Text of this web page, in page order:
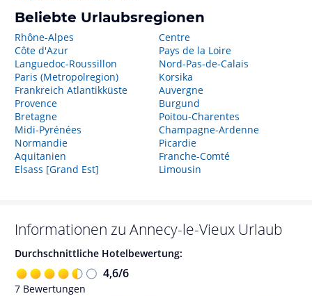
Beliebte Urlaubsregionen
Rhône-Alpes
Côte d'Azur
Languedoc-Roussillon
Paris (Metropolregion)
Frankreich Atlantikküste
Provence
Bretagne
Midi-Pyrénées
Normandie
Aquitanien
Elsass [Grand Est]
Centre
Pays de la Loire
Nord-Pas-de-Calais
Korsika
Auvergne
Burgund
Poitou-Charentes
Champagne-Ardenne
Picardie
Franche-Comté
Limousin
Informationen zu Annecy-le-Vieux Urlaub
Durchschnittliche Hotelbewertung:
4,6/6
7 Bewertungen